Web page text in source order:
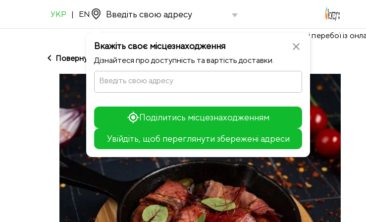
УКР | EN
close
Вкажіть своє місцезнаходження
Дізнайтеся про доступність та вартість доставки.
Введіть свою адресу
Поділитись місцезнаходженням
Увійдіть, щоб переглянути збережені адреси
+
−
Тимчасово можливі перебої із
chevron_left Повернутися до Stella Restaurant